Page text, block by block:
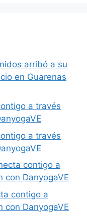
arribó a su
en Guarenas
a través
a través
contigo a
con DanyogaVE
contigo a
con DanyogaVE